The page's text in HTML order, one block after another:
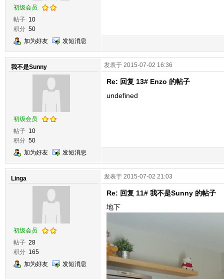
初级会员
帖子 10
积分 50
加为好友
发短消息
我不是Sunny
初级会员
帖子 10
积分 50
加为好友
发短消息
发表于 2015-07-02 16:36
Re: 回复 13# Enzo 的帖子
undefined
Linga
初级会员
帖子 28
积分 165
加为好友
发短消息
发表于 2015-07-02 21:03
Re: 回复 11# 我不是Sunny 的帖子
地下